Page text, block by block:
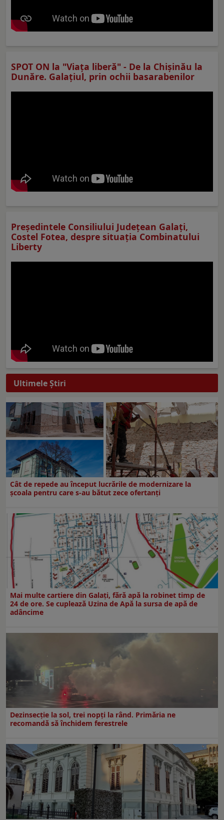
SPOT ON la "Viaţa liberă" - De la Chișinău la
Dunăre. Galațiul, prin ochii basarabenilor
Preşedintele Consiliului Judeţean Galaţi,
Costel Fotea, despre situaţia Combinatului
Liberty
Ultimele Ştiri
Cât de repede au început lucrările de modernizare la
şcoala pentru care s-au bătut zece ofertanţi
Mai multe cartiere din Galați, fără apă la robinet timp de
24 de ore. Se cuplează Uzina de Apă la sursa de apă de
adâncime
Dezinsecţie la sol, trei nopţi la rând. Primăria ne
recomandă să închidem ferestrele